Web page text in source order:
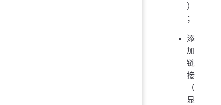
）
；
添
加
链
接
（
显